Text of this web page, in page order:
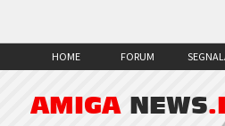
HOME FORUM
AMIGA NEWS